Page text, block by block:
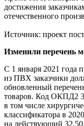
достижения
отечественного
Источник: проект
Изменили перечень
С 1 января 2021 года
из ПВХ заказчики
обновленный
товаров. Код ОКПД2
в том числе
классификатора в
на действующий